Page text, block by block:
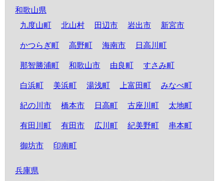
和歌山県
九度山町
北山村 田辺市 岩出市 新宮市
かつらぎ町 高野町 海南市 日高川町
那智勝浦町 和歌山市 由良町 すさみ町
白浜町 美浜町 湯浅町 上富田町 みなべ町
紀の川市 橋本市 日高町 古座川町 太地町
有田川町 有田市 広川町 紀美野町 串本町
御坊市 印南町
兵庫県